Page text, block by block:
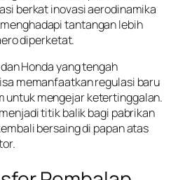
berkat inovasi aerodinamika
tantangan lebih
diperketat.
Honda yang tengah
memanfaatkan regulasi baru
untuk mengejar ketertinggalan.
titik balik bagi pabrikan
bersaing di papan atas